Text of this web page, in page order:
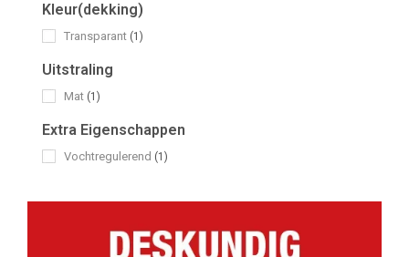
Kleur(dekking)
Transparant (1)
Uitstraling
Mat (1)
Extra Eigenschappen
Vochtregulerend (1)